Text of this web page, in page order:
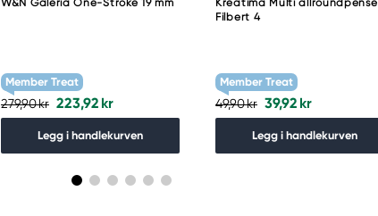
W&N Galeria One-Stroke 19 mm
Member Treat
279,90 kr 223,92 kr
Legg i handlekurven
Kreatima Multi allroundpensel
Filbert 4
Member Treat
49,90 kr 39,92 kr
Legg i handlekurven